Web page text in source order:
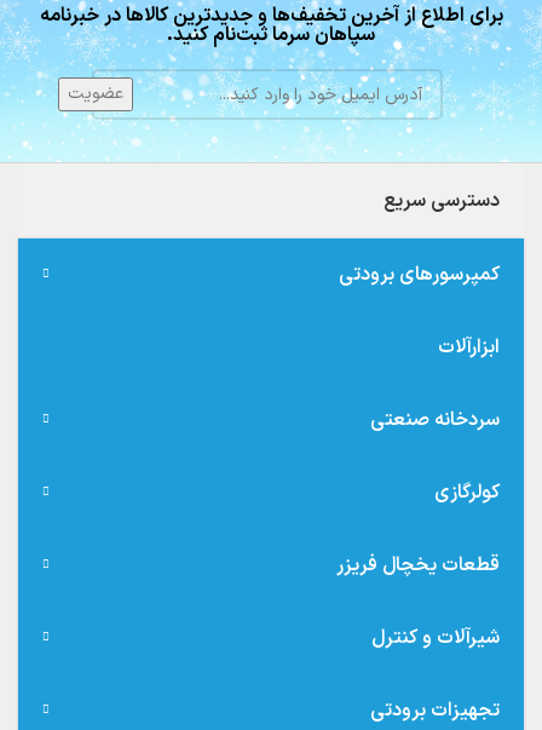
برای اطلاع از آخرین تخفیف‌ها و جدیدترین کالاها در خبرنامه
سپاهان سرما ثبت‌نام کنید.
دسترسی سریع
کمپرسورهای برودتی
ابزارآلات
سردخانه صنعتی
کولرگازی
قطعات یخچال فریزر
شیرآلات و کنترل
تجهیزات برودتی